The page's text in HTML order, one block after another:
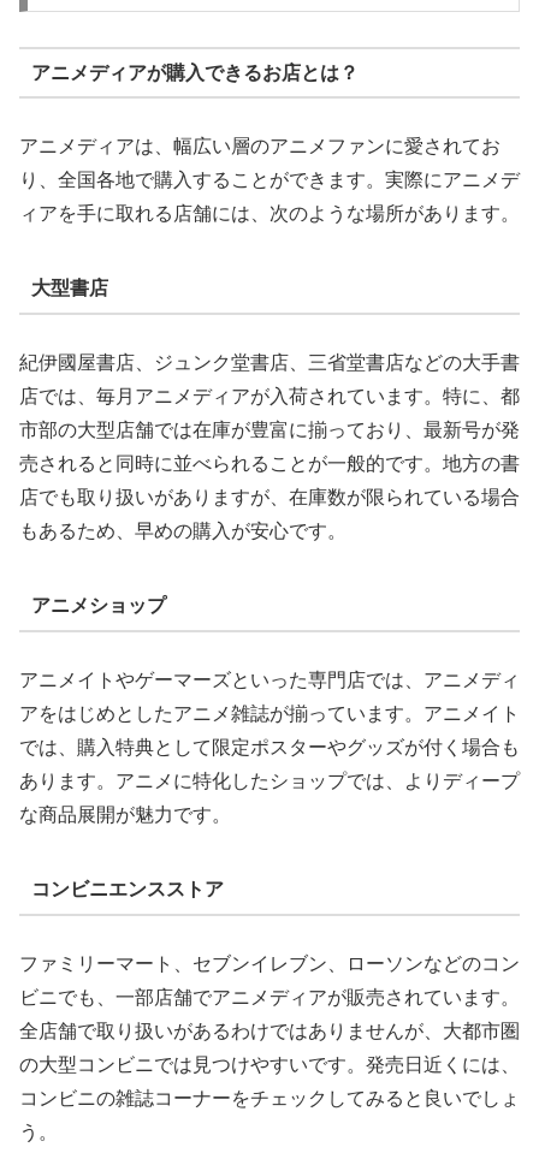
アニメディアが購入できるお店とは？
アニメディアは、幅広い層のアニメファンに愛されてお
り、全国各地で購入することができます。実際にアニメデ
ィアを手に取れる店舗には、次のような場所があります。
大型書店
紀伊國屋書店、ジュンク堂書店、三省堂書店などの大手書
店では、毎月アニメディアが入荷されています。特に、都
市部の大型店舗では在庫が豊富に揃っており、最新号が発
売されると同時に並べられることが一般的です。地方の書
店でも取り扱いがありますが、在庫数が限られている場合
もあるため、早めの購入が安心です。
アニメショップ
アニメイトやゲーマーズといった専門店では、アニメディ
アをはじめとしたアニメ雑誌が揃っています。アニメイト
では、購入特典として限定ポスターやグッズが付く場合も
あります。アニメに特化したショップでは、よりディープ
な商品展開が魅力です。
コンビニエンスストア
ファミリーマート、セブンイレブン、ローソンなどのコン
ビニでも、一部店舗でアニメディアが販売されています。
全店舗で取り扱いがあるわけではありませんが、大都市圏
の大型コンビニでは見つけやすいです。発売日近くには、
コンビニの雑誌コーナーをチェックしてみると良いでしょ
う。